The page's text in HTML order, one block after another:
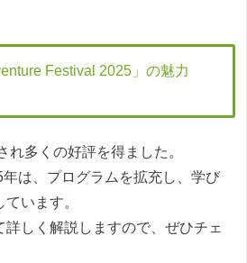
Festival 2025」の魅力
れ多くの好評を得ました。
は、プログラムを拡充し、学び
います。
詳しく解説しますので、ぜひチェ